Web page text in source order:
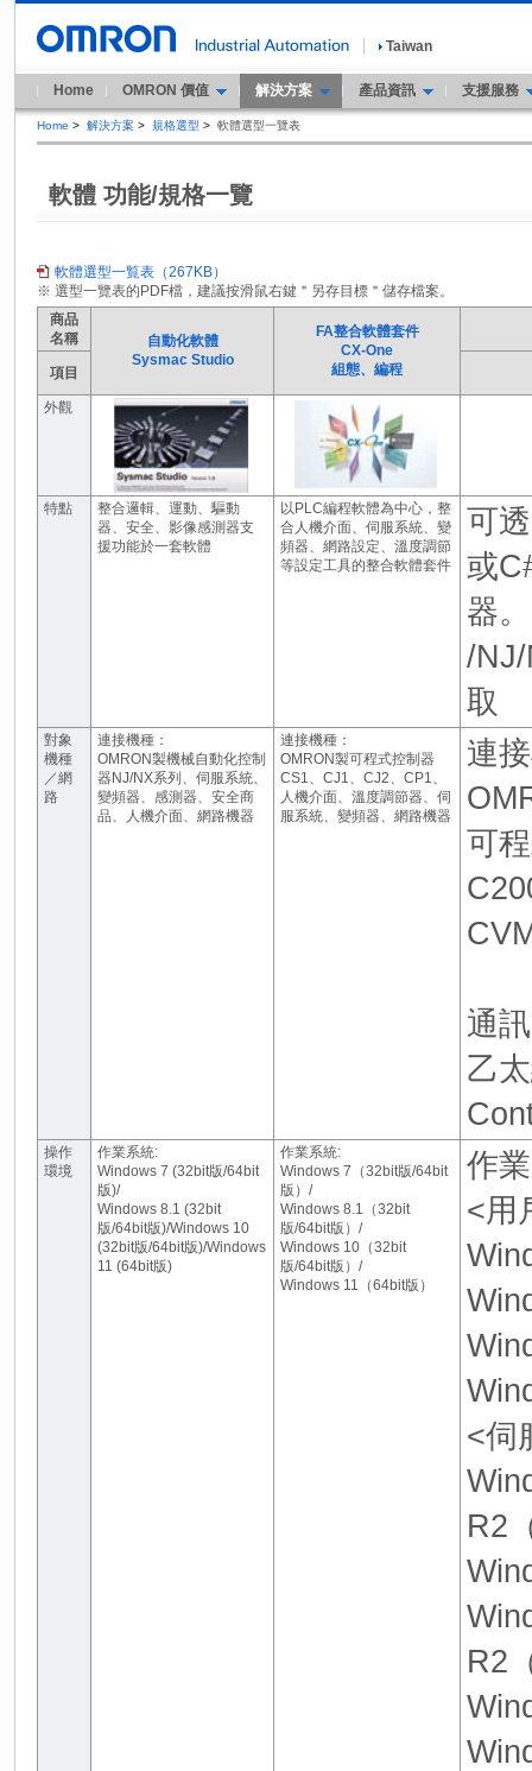
Taiwan
Home OMRON 價值 解決方案 產品資訊 支援服務
Home > 解決方案 > 規格選型 > 軟體選型一覽表
軟體 功能/規格一覽
軟體選型一覧表（267KB）
※ 選型一覽表的PDF檔，建議按滑鼠右鍵＂另存目標＂儲存檔案。
商品
名稱
自動化軟體
Sysmac Studio
FA整合軟體套件
CX-One
組態、編程
項目
外觀
特點
整合邏輯、運動、驅動
器、安全、影像感測器支
援功能於一套軟體
以PLC編程軟體為中心，整
合人機介面、伺服系統、變
頻器、網路設定、溫度調節
等設定工具的整合軟體套件
可
或
器
/NJ/
取
對象
機種
／網
路
連接機種：
OMRON製機械自動化控制
器NJ/NX系列、伺服系統、
變頻器、感測器、安全商
品、人機介面、網路機器
連接機種：
OMRON製可程式控制器
CS1、CJ1、CJ2、CP1、
人機介面、溫度調節器、伺
服系統、變頻器、網路機器
連
可
通
乙
操作
環境
作業系統:
Windows 7 (32bit版/64bit
版)/
Windows 8.1 (32bit
版/64bit版)/Windows 10
(32bit版/64bit版)/Windows
11 (64bit版)
作業系統:
Windows 7（32bit版/64bit
版）/
Windows 8.1（32bit
版/64bit版）/
Windows 10（32bit
版/64bit版）/
Windows 11（64bit版）
作
<用
<伺
R2
R2